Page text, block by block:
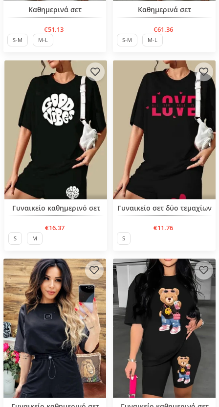
Нов продукт
Καθημερινά σετ
€51.13
S-M M-L
Καθημερινά σετ
€61.36
S-M M-L
Нов продукт
Γυναικείο καθημερινό σετ
€16.37
S M
Нов продукт
Γυναικείο σετ δύο τεμαχίων
€11.76
S